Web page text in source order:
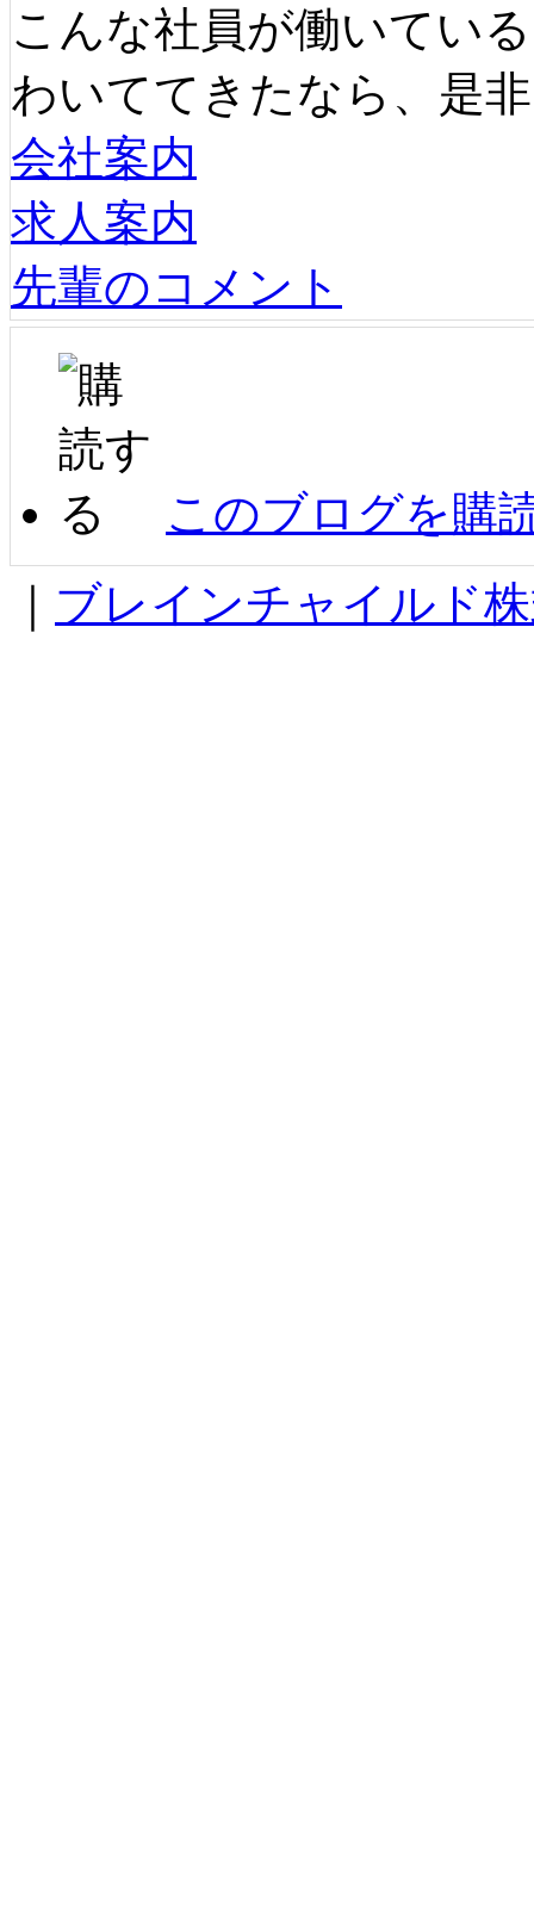
こんな社員が働いてい
わいててきたなら、是
会社案内
求人案内
先輩のコメント
このブログを購
ブレインチャイルド